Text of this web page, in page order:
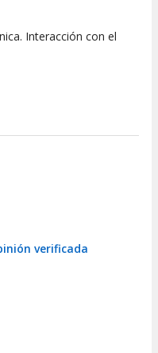
Interacción con el
verificada